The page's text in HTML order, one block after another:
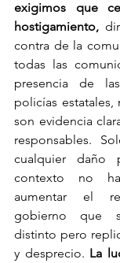
exigimos que
hostigamiento,
contra de la
todas las
presencia de
policías estatales,
son evidencia
responsables.
cualquier daño
contexto no
aumentar el
gobierno que
distinto pero
y desprecio. La